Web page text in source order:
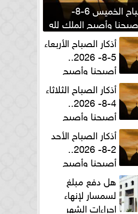
أذكار الصباح الخميس 6-8-
أصبحنا وأصبح الملك لله
أذكار الصباح الأربعاء
5-8- 2026..
أصبحنا وأصبح
لله
أذكار الصباح الثلاثاء
4-8- 2026..
أصبحنا وأصبح
لله
أذكار الصباح الأحد
2-8- 2026..
أصبحنا وأصبح
لله
هل دفع مبلغ
لسمسار لإنهاء
إجراءات الشهر